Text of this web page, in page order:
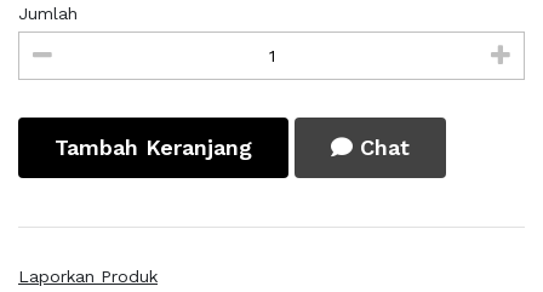
Jumlah
Tambah Keranjang Chat
Laporkan Produk